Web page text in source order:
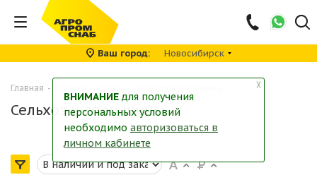
Ваш город Новосибирск
Главная -
Сельхоз и спец шины
╳
ВНИМАНИЕ для получения
персональных условий
необходимо авторизоваться в
личном кабинете